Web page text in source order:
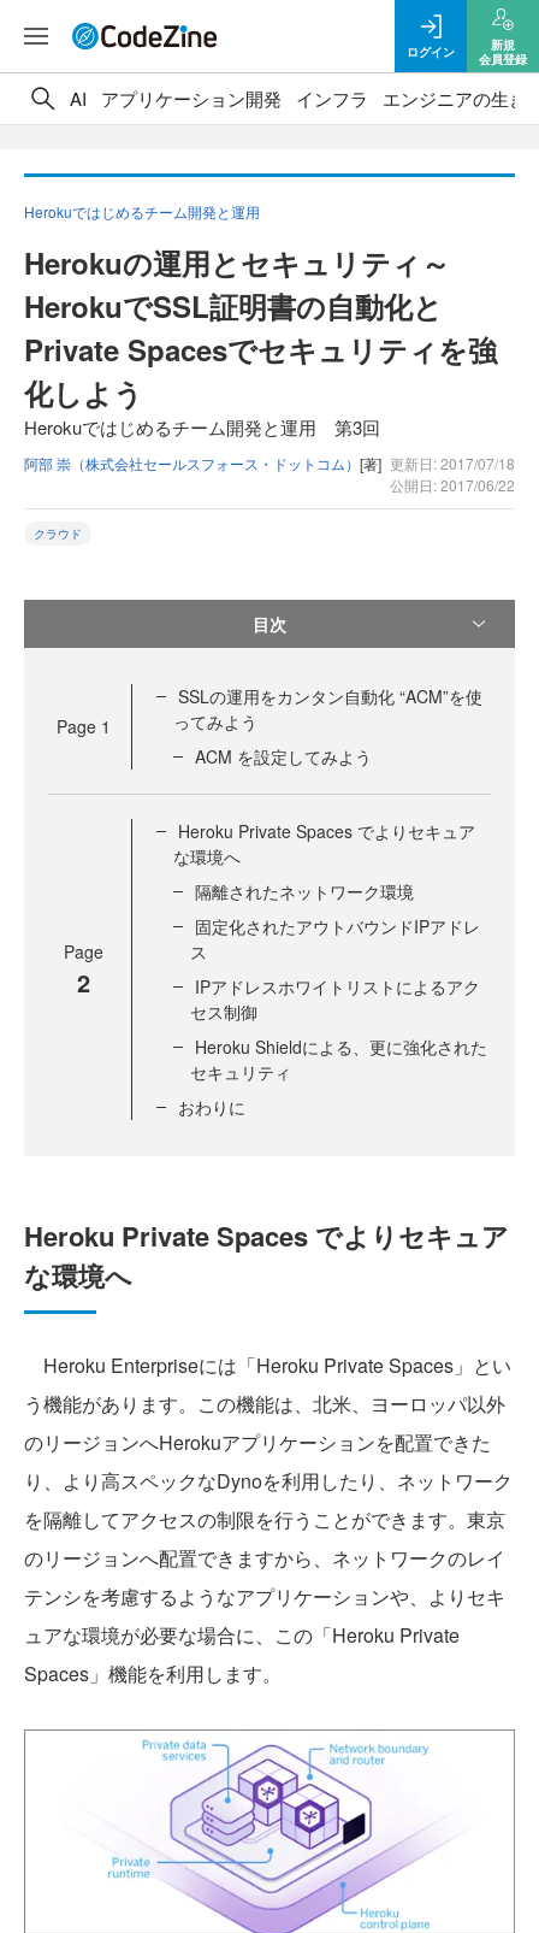
ログイン
新規
会員登録
AI アプリケーション開発 インフラ エンジニアの生き
Herokuではじめるチーム開発と運用
Herokuの運用とセキュリティ～
HerokuでSSL証明書の自動化と
Private Spacesでセキュリティを強
化しよう
Herokuではじめるチーム開発と運用 第3回
阿部 崇（株式会社セールスフォース・ドットコム） [著] 更新日: 2017/07/18
公開日: 2017/06/22
クラウド
目次
Page 1
SSLの運用をカンタン自動化 “ACM”を使
ってみよう
ACM を設定してみよう
Page
2
Heroku Private Spaces でよりセキュア
な環境へ
隔離されたネットワーク環境
固定化されたアウトバウンドIPアドレ
ス
IPアドレスホワイトリストによるアク
セス制御
Heroku Shieldによる、更に強化された
セキュリティ
おわりに
Heroku Private Spaces でよりセキュア
な環境へ
Heroku Enterpriseには「Heroku Private Spaces」とい
う機能があります。この機能は、北米、ヨーロッパ以外
のリージョンへHerokuアプリケーションを配置できた
り、より高スペックなDynoを利用したり、ネットワーク
を隔離してアクセスの制限を行うことができます。東京
のリージョンへ配置できますから、ネットワークのレイ
テンシを考慮するようなアプリケーションや、よりセキ
ュアな環境が必要な場合に、この「Heroku Private
Spaces」機能を利用します。